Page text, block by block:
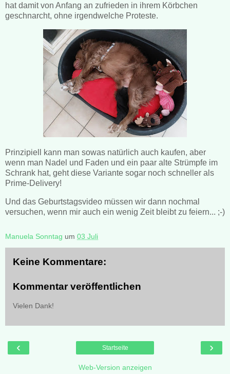
hat damit von Anfang an zufrieden in ihrem Körbchen
geschnarcht, ohne irgendwelche Proteste.
Prinzipiell kann man sowas natürlich auch kaufen, aber
wenn man Nadel und Faden und ein paar alte Strümpfe im
Schrank hat, geht diese Variante sogar noch schneller als
Prime-Delivery!
Und das Geburtstagsvideo müssen wir dann nochmal
versuchen, wenn mir auch ein wenig Zeit bleibt zu feiern... ;-)
Manuela Sonntag um 03 Juli
Keine Kommentare:
Kommentar veröffentlichen
Vielen Dank!
‹ ›
Startseite
Web-Version anzeigen